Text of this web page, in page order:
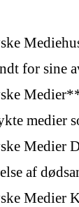
for sine
medier
Medier
af
Medier